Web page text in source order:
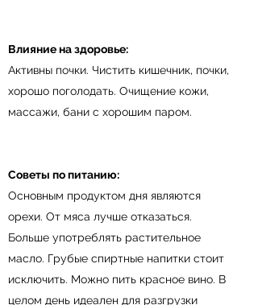
Влияние на здоровье:
Активны почки. Чистить кишечник, почки,
хорошо поголодать. Очищение кожи,
массажи, бани с хорошим паром.
Советы по питанию:
Основным продуктом дня являются
орехи. От мяса лучше отказаться.
Больше употреблять растительное
масло. Грубые спиртные напитки стоит
исключить. Можно пить красное вино. В
целом день идеален для разгрузки